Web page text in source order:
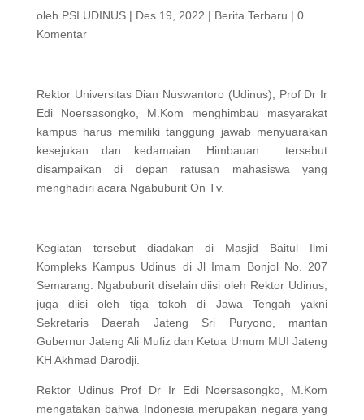
oleh PSI UDINUS| Des 19, 2022 | Berita Terbaru | 0
Komentar
Rektor Universitas Dian Nuswantoro (Udinus), Prof Dr Ir
Edi Noersasongko, M.Kom menghimbau masyarakat
kampus harus memiliki tanggung jawab menyuarakan
kesejukan dan kedamaian. Himbauan tersebut
disampaikan di depan ratusan mahasiswa yang
menghadiri acara Ngabuburit On Tv.
Kegiatan tersebut diadakan di Masjid Baitul Ilmi
Kompleks Kampus Udinus di Jl Imam Bonjol No. 207
Semarang. Ngabuburit diselain diisi oleh Rektor Udinus,
juga diisi oleh tiga tokoh di Jawa Tengah yakni
Sekretaris Daerah Jateng Sri Puryono, mantan
Gubernur Jateng Ali Mufiz dan Ketua Umum MUI Jateng
KH Akhmad Darodji.
Rektor Udinus Prof Dr Ir Edi Noersasongko, M.Kom
mengatakan bahwa Indonesia merupakan negara yang